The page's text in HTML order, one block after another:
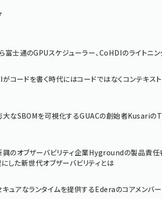
士通のGPUスケジューラー、CoHDIのライトニン
コードを書く時代にはコードではなくコンテキス
なSBOMを可視化するGUACの創始者Kusari
のオブザーバビリティ企業Hygroundの製品責任
した新世代オブザーバビリティとは
ュアなランタイムを提供するEderaのコアメンバー